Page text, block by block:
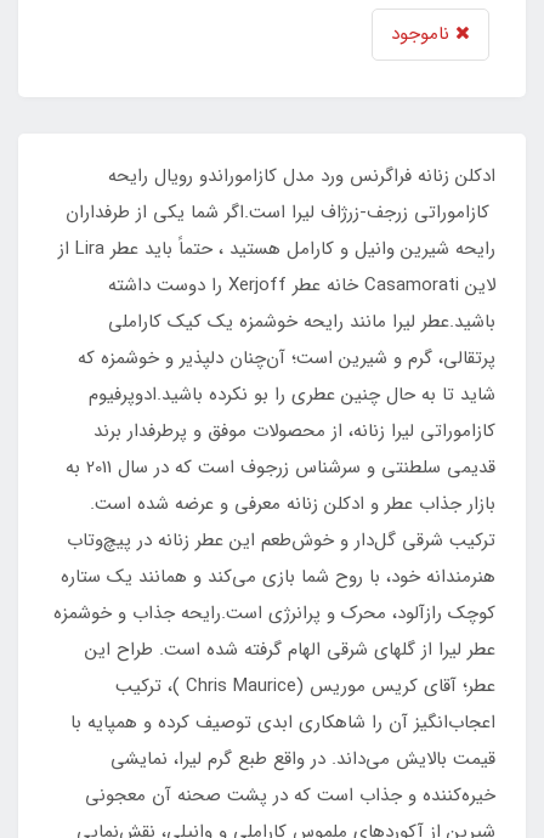
ناموجود
ادکلن زنانه فراگرنس ورد مدل کازاموراندو رویال رایحه
کازاموراتی زرجف-زرژاف لیرا است.اگر شما يكی از طرفداران
رايحه شیرین وانيل و كارامل هستيد ، حتماً بايد عطر Lira از
لاين Casamorati خانه عطر Xerjoff را دوست داشته
باشید.عطر لیرا مانند رايحه خوشمزه يك كيك كاراملی
پرتقالی، گرم و شیرین است؛ آن‌چنان دلپذیر و خوشمزه که
شاید تا به حال چنين عطری را بو نكرده باشید.ادوپرفیوم
کازاموراتی لیرا زنانه، از محصولات موفق و پرطرفدار برند
قدیمی سلطنتی و سرشناس زرجوف است که در سال 2011 به
بازار جذاب عطر و ادکلن زنانه معرفی و عرضه شده است.
ترکیب شرقی گل‌دار و خوش‌طعم این عطر زنانه در پیچ‌وتاب
هنرمندانه خود، با روح شما بازی مي‌كند و همانند یک ستاره
کوچک رازآلود، محرک و پرانرژی است.رايحه جذاب و خوشمزه
عطر لیرا از گلهای شرقی الهام گرفته شده است. طراح این
عطر؛ آقای کریس موریس (Chris Maurice )، ترکیب
اعجاب‌انگیز آن را شاهکاری ابدی توصیف کرده‌ و همپایه با
قیمت بالایش می‌داند. در واقع طبع گرم لیرا، نمایشی
خیره‌کننده و جذاب است که در پشت صحنه آن معجونی
شیرین از آکوردهای ملموس کاراملی و وانیلی، نقش‌نمایی